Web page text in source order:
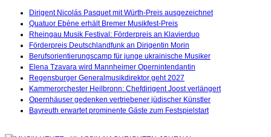
Dirigent Nicolás Pasquet mit Würth-Preis ausgezeichnet
Quatuor Ebène erhält Bremer Musikfest-Preis
Rheingau Musik Festival: Förderpreis an Klavierduo
Förderpreis Deutschlandfunk an Dirigentin Morin
Berufsorientierungscamp für junge ukrainische Musiker
Elena Tzavara wird Mannheimer Opernintendantin
Regensburger Generalmusikdirektor geht 2027
Kammerorchester Heilbronn: Chefdirigent Joost verlängert
Opernhäuser gedenken vertriebener jüdischer Künstler
Bayreuth erwartet prominente Gäste zum Festspielstart